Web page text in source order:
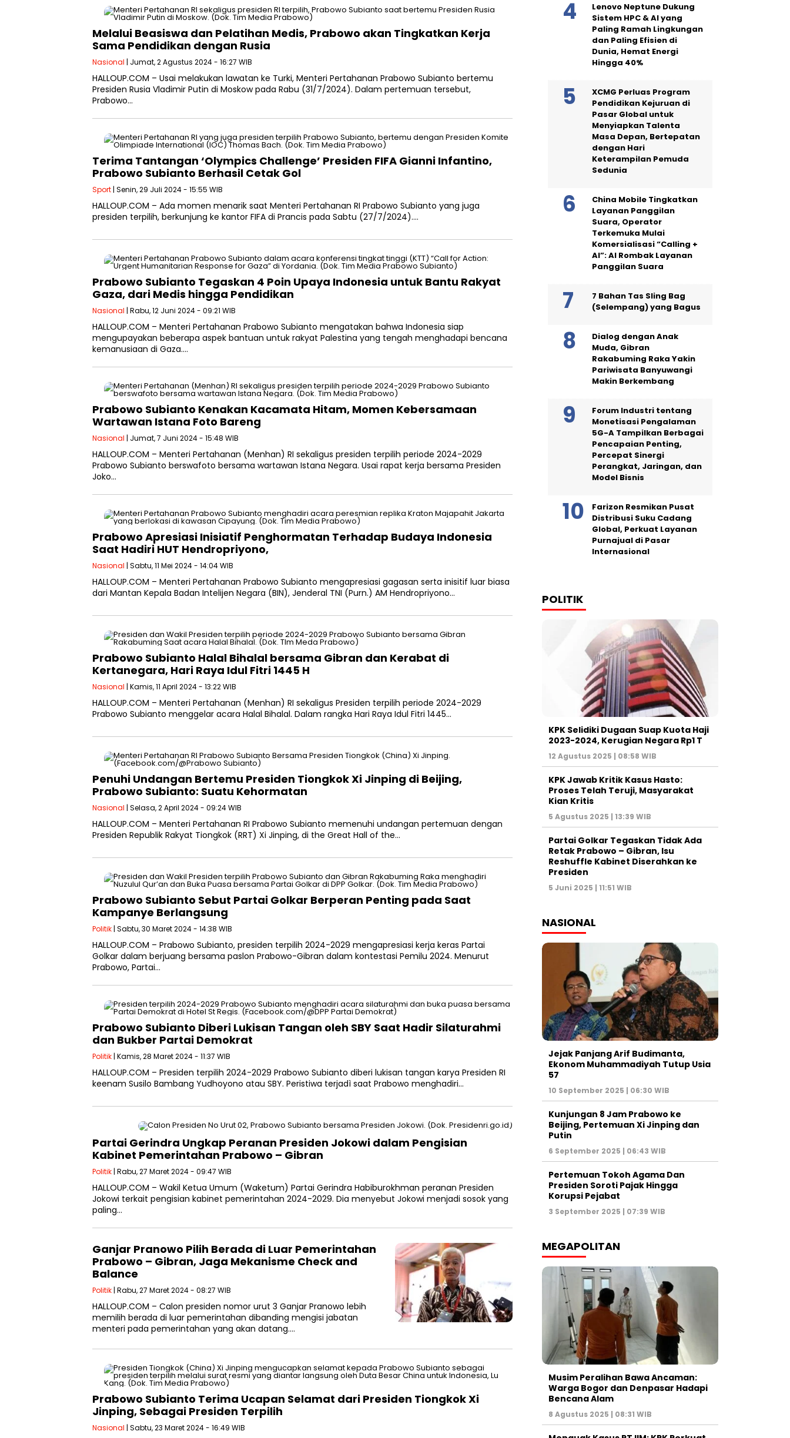
Melalui Beasiswa dan Pelatihan Medis, Prabowo akan Tingkatkan Kerja
Sama Pendidikan dengan Rusia
Nasional | Jumat, 2 Agustus 2024 - 16:27 WIB
HALLOUP.COM – Usai melakukan lawatan ke Turki, Menteri Pertahanan Prabowo Subianto bertemu
Presiden Rusia Vladimir Putin di Moskow pada Rabu (31/7/2024). Dalam pertemuan tersebut,
Prabowo…
Terima Tantangan ‘Olympics Challenge’ Presiden FIFA Gianni Infantino,
Prabowo Subianto Berhasil Cetak Gol
Sport | Senin, 29 Juli 2024 - 15:55 WIB
HALLOUP.COM – Ada momen menarik saat Menteri Pertahanan RI Prabowo Subianto yang juga
presiden terpilih, berkunjung ke kantor FIFA di Prancis pada Sabtu (27/7/2024)….
Prabowo Subianto Tegaskan 4 Poin Upaya Indonesia untuk Bantu Rakyat
Gaza, dari Medis hingga Pendidikan
Nasional | Rabu, 12 Juni 2024 - 09:21 WIB
HALLOUP.COM – Menteri Pertahanan Prabowo Subianto mengatakan bahwa Indonesia siap
mengupayakan beberapa aspek bantuan untuk rakyat Palestina yang tengah menghadapi bencana
kemanusiaan di Gaza….
Prabowo Subianto Kenakan Kacamata Hitam, Momen Kebersamaan
Wartawan Istana Foto Bareng
Nasional | Jumat, 7 Juni 2024 - 15:48 WIB
HALLOUP.COM – Menteri Pertahanan (Menhan) RI sekaligus presiden terpilih periode 2024-2029
Prabowo Subianto berswafoto bersama wartawan Istana Negara. Usai rapat kerja bersama Presiden
Joko…
Prabowo Apresiasi Inisiatif Penghormatan Terhadap Budaya Indonesia
Saat Hadiri HUT Hendropriyono,
Nasional | Sabtu, 11 Mei 2024 - 14:04 WIB
HALLOUP.COM – Menteri Pertahanan Prabowo Subianto mengapresiasi gagasan serta inisitif luar biasa
dari Mantan Kepala Badan Intelijen Negara (BIN), Jenderal TNI (Purn.) AM Hendropriyono…
Prabowo Subianto Halal Bihalal bersama Gibran dan Kerabat di
Kertanegara, Hari Raya Idul Fitri 1445 H
Nasional | Kamis, 11 April 2024 - 13:22 WIB
HALLOUP.COM – Menteri Pertahanan (Menhan) RI sekaligus Presiden terpilih periode 2024-2029
Prabowo Subianto menggelar acara Halal Bihalal. Dalam rangka Hari Raya Idul Fitri 1445…
Penuhi Undangan Bertemu Presiden Tiongkok Xi Jinping di Beijing,
Prabowo Subianto: Suatu Kehormatan
Nasional | Selasa, 2 April 2024 - 09:24 WIB
HALLOUP.COM – Menteri Pertahanan RI Prabowo Subianto memenuhi undangan pertemuan dengan
Presiden Republik Rakyat Tiongkok (RRT) Xi Jinping, di the Great Hall of the…
Prabowo Subianto Sebut Partai Golkar Berperan Penting pada Saat
Kampanye Berlangsung
Politik | Sabtu, 30 Maret 2024 - 14:38 WIB
HALLOUP.COM – Prabowo Subianto, presiden terpilih 2024-2029 mengapresiasi kerja keras Partai
Golkar dalam berjuang bersama paslon Prabowo-Gibran dalam kontestasi Pemilu 2024. Menurut
Prabowo, Partai…
Prabowo Subianto Diberi Lukisan Tangan oleh SBY Saat Hadir Silaturahmi
dan Bukber Partai Demokrat
Politik | Kamis, 28 Maret 2024 - 11:37 WIB
HALLOUP.COM – Presiden terpilih 2024-2029 Prabowo Subianto diberi lukisan tangan karya Presiden RI
keenam Susilo Bambang Yudhoyono atau SBY. Peristiwa terjadì saat Prabowo menghadiri…
Partai Gerindra Ungkap Peranan Presiden Jokowi dalam Pengisian
Kabinet Pemerintahan Prabowo – Gibran
Politik | Rabu, 27 Maret 2024 - 09:47 WIB
HALLOUP.COM – Wakil Ketua Umum (Waketum) Partai Gerindra Habiburokhman peranan Presiden
Jokowi terkait pengisian kabinet pemerintahan 2024-2029. Dia menyebut Jokowi menjadi sosok yang
paling…
Ganjar Pranowo Pilih Berada di Luar Pemerintahan
Prabowo – Gibran, Jaga Mekanisme Check and
Balance
Politik | Rabu, 27 Maret 2024 - 08:27 WIB
HALLOUP.COM – Calon presiden nomor urut 3 Ganjar Pranowo lebih
memilih berada di luar pemerintahan dibanding mengisi jabatan
menteri pada pemerintahan yang akan datang….
Prabowo Subianto Terima Ucapan Selamat dari Presiden Tiongkok Xi
Jinping, Sebagai Presiden Terpilih
Nasional | Sabtu, 23 Maret 2024 - 16:49 WIB
Lenovo Neptune Dukung
Sistem HPC & AI yang
Paling Ramah Lingkungan
dan Paling Efisien di
Dunia, Hemat Energi
Hingga 40%
XCMG Perluas Program
Pendidikan Kejuruan di
Pasar Global untuk
Menyiapkan Talenta
Masa Depan, Bertepatan
dengan Hari
Keterampilan Pemuda
Sedunia
China Mobile Tingkatkan
Layanan Panggilan
Suara, Operator
Terkemuka Mulai
Komersialisasi “Calling +
AI”: AI Rombak Layanan
Panggilan Suara
7 Bahan Tas Sling Bag
(Selempang) yang Bagus
Dialog dengan Anak
Muda, Gibran
Rakabuming Raka Yakin
Pariwisata Banyuwangi
Makin Berkembang
Forum Industri tentang
Monetisasi Pengalaman
5G-A Tampilkan Berbagai
Pencapaian Penting,
Percepat Sinergi
Perangkat, Jaringan, dan
Model Bisnis
Farizon Resmikan Pusat
Distribusi Suku Cadang
Global, Perkuat Layanan
Purnajual di Pasar
Internasional
POLITIK
KPK Selidiki Dugaan Suap Kuota Haji
2023-2024, Kerugian Negara Rp1 T
12 Agustus 2025 | 08:58 WIB
KPK Jawab Kritik Kasus Hasto:
Proses Telah Teruji, Masyarakat
Kian Kritis
5 Agustus 2025 | 13:39 WIB
Partai Golkar Tegaskan Tidak Ada
Retak Prabowo – Gibran, Isu
Reshuffle Kabinet Diserahkan ke
Presiden
5 Juni 2025 | 11:51 WIB
NASIONAL
Jejak Panjang Arif Budimanta,
Ekonom Muhammadiyah Tutup Usia
57
10 September 2025 | 06:30 WIB
Kunjungan 8 Jam Prabowo ke
Beijing, Pertemuan Xi Jinping dan
Putin
6 September 2025 | 06:43 WIB
Pertemuan Tokoh Agama Dan
Presiden Soroti Pajak Hingga
Korupsi Pejabat
3 September 2025 | 07:39 WIB
MEGAPOLITAN
Musim Peralihan Bawa Ancaman:
Warga Bogor dan Denpasar Hadapi
Bencana Alam
8 Agustus 2025 | 08:31 WIB